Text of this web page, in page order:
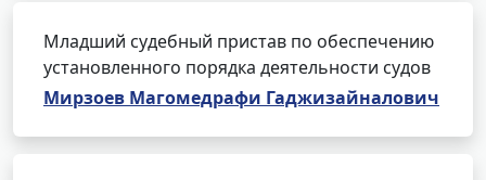
Младший судебный пристав по обеспечению
установленного порядка деятельности судов
Мирзоев Магомедрафи Гаджизайналович